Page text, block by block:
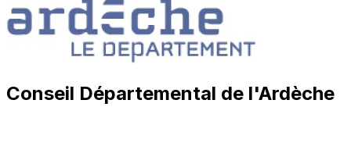
Conseil Départemental de l'Ardèche